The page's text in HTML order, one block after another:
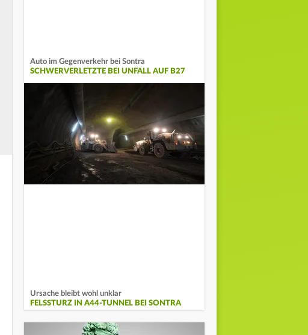
Auto im Gegenverkehr bei Sontra
SCHWERVERLETZTE BEI UNFALL AUF B27
Ursache bleibt wohl unklar
FELSSTURZ IN A44-TUNNEL BEI SONTRA